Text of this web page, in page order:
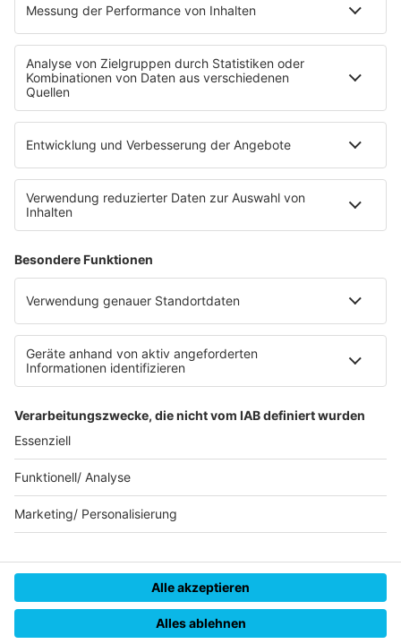
radioplayer.de
Partner
WERBUNG
Leistungen und Produkte
Mediadaten und Preisliste
Ansprechpartner
RECHTLICHES
Datenschutz
Datenschutzeinstellungen
Datenverarbeitung bei Gewinnspielen
Teilnahmebedingungen
Bildnachweise
KI-Leitlinie
© RADIO REGENBOGEN - Eine Marke der Audiotainment Südwest
GmbH & Co. KG